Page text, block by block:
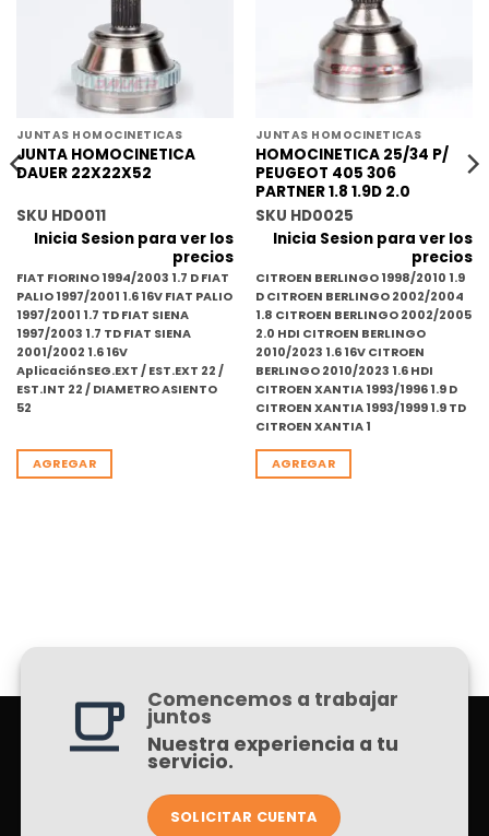
JUNTAS HOMOCINETICAS
JUNTA HOMOCINETICA
DAUER 22X22X52
SKU HD0011
Inicia Sesion para ver los
precios
FIAT FIORINO 1994/2003 1.7 D FIAT
PALIO 1997/2001 1.6 16V FIAT PALIO
1997/2001 1.7 TD FIAT SIENA
1997/2003 1.7 TD FIAT SIENA
2001/2002 1.6 16V
AplicaciónSEG.EXT / EST.EXT 22 /
EST.INT 22 / DIAMETRO ASIENTO
52
AGREGAR
JUNTAS HOMOCINETICAS
HOMOCINETICA 25/34 P/
PEUGEOT 405 306
PARTNER 1.8 1.9D 2.0
SKU HD0025
Inicia Sesion para ver los
precios
CITROEN BERLINGO 1998/2010 1.9
D CITROEN BERLINGO 2002/2004
1.8 CITROEN BERLINGO 2002/2005
2.0 HDI CITROEN BERLINGO
2010/2023 1.6 16V CITROEN
BERLINGO 2010/2023 1.6 HDI
CITROEN XANTIA 1993/1996 1.9 D
CITROEN XANTIA 1993/1999 1.9 TD
CITROEN XANTIA 1
AGREGAR
Comencemos a trabajar
juntos
Nuestra experiencia a tu
servicio.
SOLICITAR CUENTA